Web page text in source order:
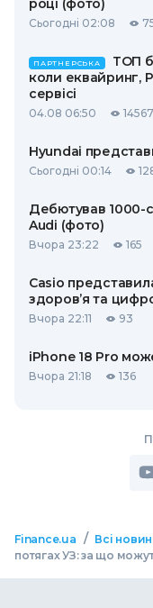
році (фото)
Сьогодні 02:08
ПАРТНЕРСЬКА
ТОП
коли еквайринг,
сервісі
04.08 06:50 14567
Hyundai
Сьогодні 00:14
Дебютував 1000-
Audi (фото)
Вчора 23:22 165
Casio
здоров’я та
Вчора 22:11 93
iPhone 18 Pro
Вчора 21:18 136
Finance.ua / Всі
потягах УЗ: за що